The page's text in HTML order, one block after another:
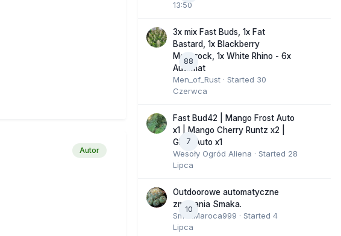
Autor
13:50
88
3x mix Fast Buds, 1x Fat
Bastard, 1x Blackberry
Moonrock, 1x White Rhino - 6x
Automat
Men_of_Rust · Started 30
Czerwca
7
Fast Bud42 | Mango Frost Auto
x1 | Mango Cherry Runtz x2 |
GMO Auto x1
Wesoły Ogród Aliena · Started 28
Lipca
10
Outdoorowe automatyczne
zmagania Smaka.
SmakMaroca999 · Started 4
Lipca